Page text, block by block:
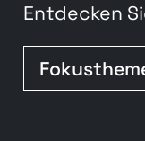
Entdecken